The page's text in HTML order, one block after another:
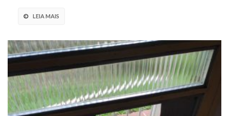
LEIA MAIS